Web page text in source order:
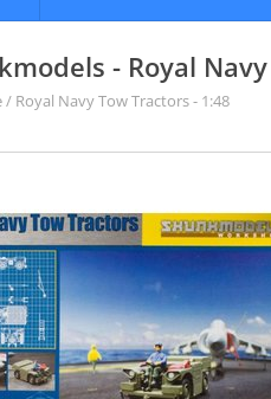
- Royal
/ Royal Navy Tow Tractors - 1:48